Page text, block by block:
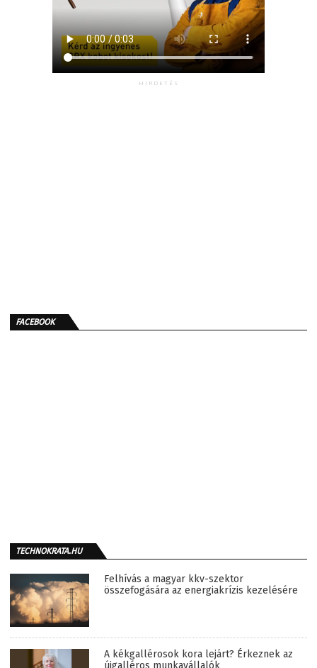
HIRDETÉS
FACEBOOK
TECHNOKRATA.HU
Felhívás a magyar kkv-szektor
összefogására az energiakrízis kezelésére
A kékgallérosok kora lejárt? Érkeznek az
újgalléros munkavállalók